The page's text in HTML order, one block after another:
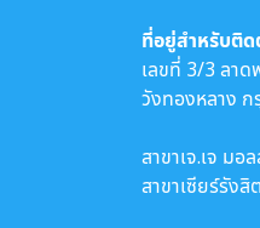
ที่อยู่สำหรับติด
เลขที่ 3/3 ลาด
วังทองหลาง
สาขาเจ.เจ ม
สาขาเซียร์รัง